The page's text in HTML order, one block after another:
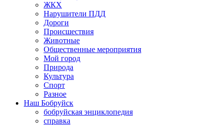
ЖКХ
Нарушители ПДД
Дороги
Происшествия
Животные
Общественные мероприятия
Мой город
Природа
Культура
Спорт
Разное
Наш Бобруйск
бобруйская энциклопедия
справка